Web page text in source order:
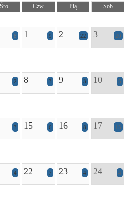
Śro Czw Pią
Sob
8 1 9 2 22 3 20
2 8 3 9 3 10 5
3 15 6 16 8 17 15
4 22 7 23 4 24 4